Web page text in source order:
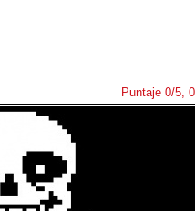
Puntaje 0/5,